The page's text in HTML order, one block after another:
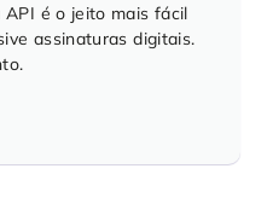
é o jeito mais fácil
assinaturas digitais.